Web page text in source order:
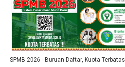
SPMB 2026 - Buruan Daftar, Kuota Terbatas